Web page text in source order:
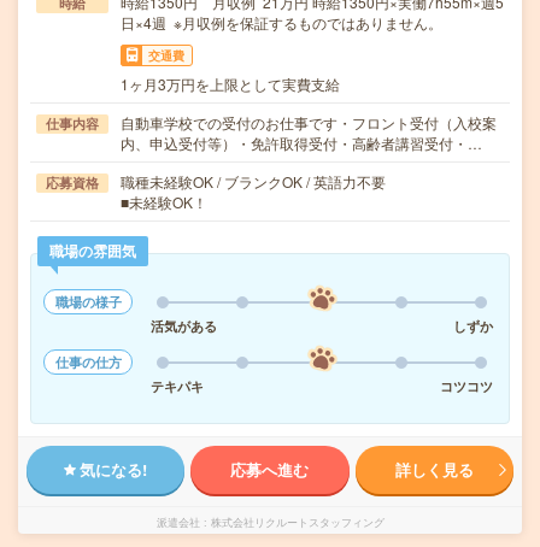
日×4週 ※月収例を保証するものではありません。
交通費
1ヶ月3万円を上限として実費支給
仕事内容
自動車学校での受付のお仕事です・フロント受付（入校案
内、申込受付等）・免許取得受付・高齢者講習受付・…
応募資格
職種未経験OK / ブランクOK / 英語力不要
■未経験OK！
職場の雰囲気
職場の様子
活気がある
しずか
仕事の仕方
テキパキ
コツコツ
気になる! 応募へ進む 詳しく見る
派遣会社 株式会社リクルートスタッフィング